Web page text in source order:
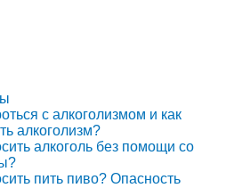
с алкоголизмом и как
алкоголизм?
алкоголь без помощи со
пить пиво? Опасность